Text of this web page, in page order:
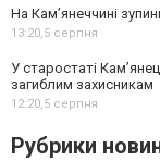
На Камʼянеччині
13:20,5 серпня
У старостаті
загиблим захисникам
12:20,5 серпня
Рубрики